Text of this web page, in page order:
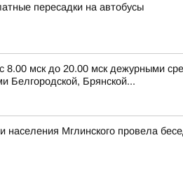
пересадки на автобусы
мск до 20.00 мск дежурными
Белгородской, Брянской...
населения Мглинского провела